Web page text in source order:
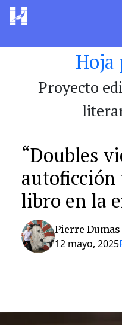
Saltar
Hoja
Proyecto
“Doubles
autoficción
libro en la
Pierre Dumas
12 mayo, 2025